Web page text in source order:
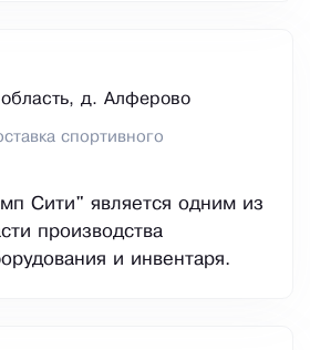
д. Алферово
спортивного
Сити" является одним из
производства
и инвентаря.